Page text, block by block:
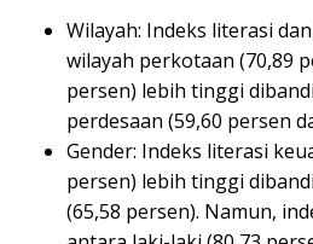
Wilayah: Indeks literasi
wilayah perkotaan (70,89
persen) lebih tinggi
perdesaan (59,60 persen
Gender: Indeks literasi
persen) lebih tinggi
(65,58 persen). Namun,